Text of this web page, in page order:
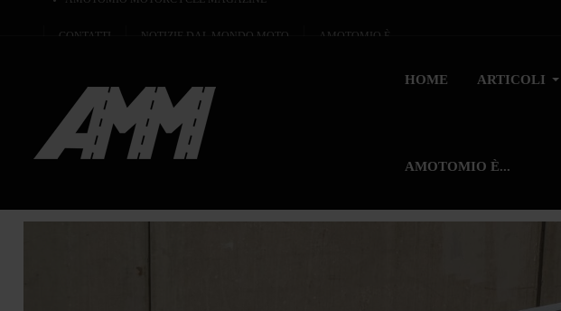
CONTATTI NOTIZIE DAL MONDO MOTO AMOTOMIO È...
HOME ARTICOLI
AMOTOMIO È...